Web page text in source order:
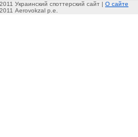
Украинский споттерский сайт | О сайте
Aerovokzal p.e.